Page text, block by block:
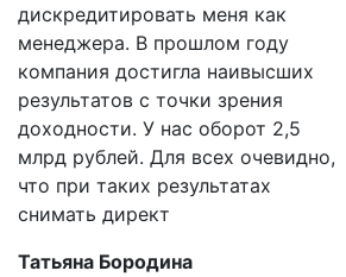
дискредитировать меня как
менеджера. В прошлом году
компания достигла наивысших
результатов с точки зрения
доходности. У нас оборот 2,5
млрд рублей. Для всех очевидно,
что при таких результатах
снимать директ
Татьяна Бородина